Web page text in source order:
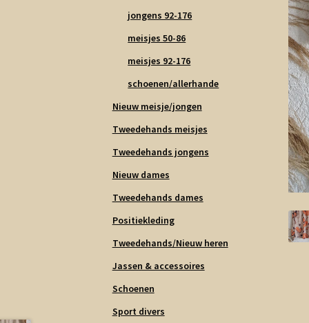
jongens 92-176
meisjes 50-86
meisjes 92-176
schoenen/allerhande
Nieuw meisje/jongen
Tweedehands meisjes
Tweedehands jongens
Nieuw dames
Tweedehands dames
Positiekleding
Tweedehands/Nieuw heren
Jassen & accessoires
Schoenen
Sport divers